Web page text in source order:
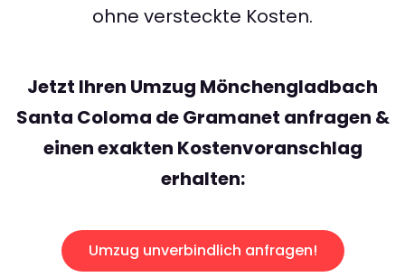
ohne versteckte Kosten.
Jetzt Ihren Umzug Mönchengladbach
Santa Coloma de Gramanet anfragen &
einen exakten Kostenvoranschlag
erhalten:
Umzug unverbindlich anfragen!